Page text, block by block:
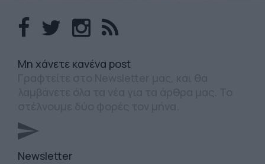
Mη χάνετε κανένα post
Newsletter